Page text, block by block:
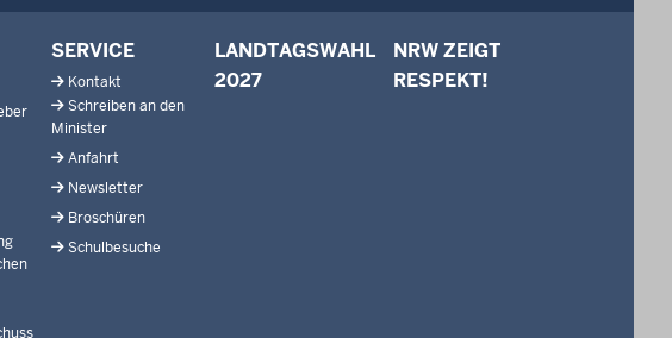
SERVICE
Kontakt
Schreiben an den
Minister
Anfahrt
Newsletter
Broschüren
Schulbesuche
LANDTAGSWAHL
2027
NRW ZEIGT
RESPEKT!